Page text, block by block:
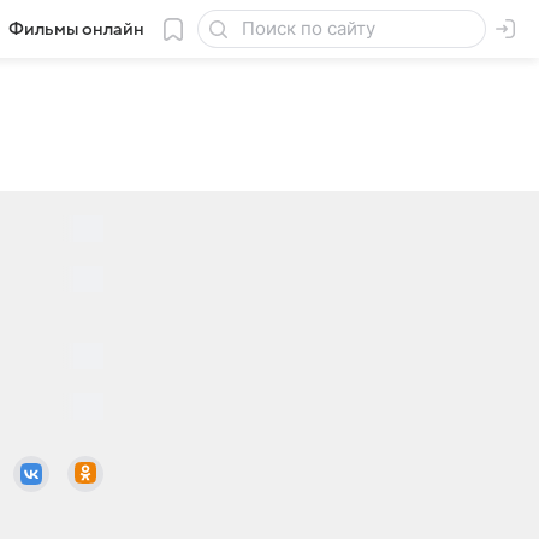
Фильмы онлайн